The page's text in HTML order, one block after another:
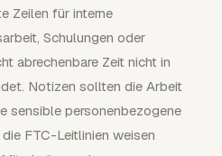
Zeilen für interne
Schulungen oder
abrechenbare Zeit nicht in
Notizen sollten die Arbeit
sensible personenbezogene
FTC-Leitlinien weisen